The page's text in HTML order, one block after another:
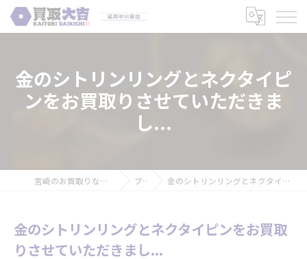
金のシトリンリングとネクタイピ
ンをお買取りさせていただきま
し...
宮崎のお買取りなら買取大吉 延岡中川原店 ブログ 金のシトリンリングとネクタイピンをお買取りさせていただきまし...
金のシトリンリングとネクタイピンをお買取
りさせていただきまし...